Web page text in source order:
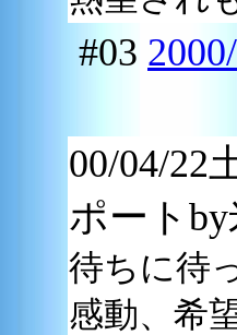
#03
00/04/22
ポート
待ちに待
感動、希